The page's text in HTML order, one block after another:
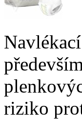
riziko